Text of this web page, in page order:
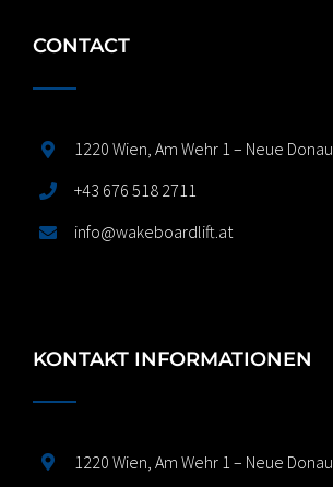
CONTACT
1220 Wien, Am Wehr 1 – Neue Donau
+43 676 518 2711
info@wakeboardlift.at
KONTAKT INFORMATIONEN
1220 Wien, Am Wehr 1 – Neue Donau